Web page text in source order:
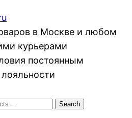
в Москве и любом
курьерами
постоянным
Search